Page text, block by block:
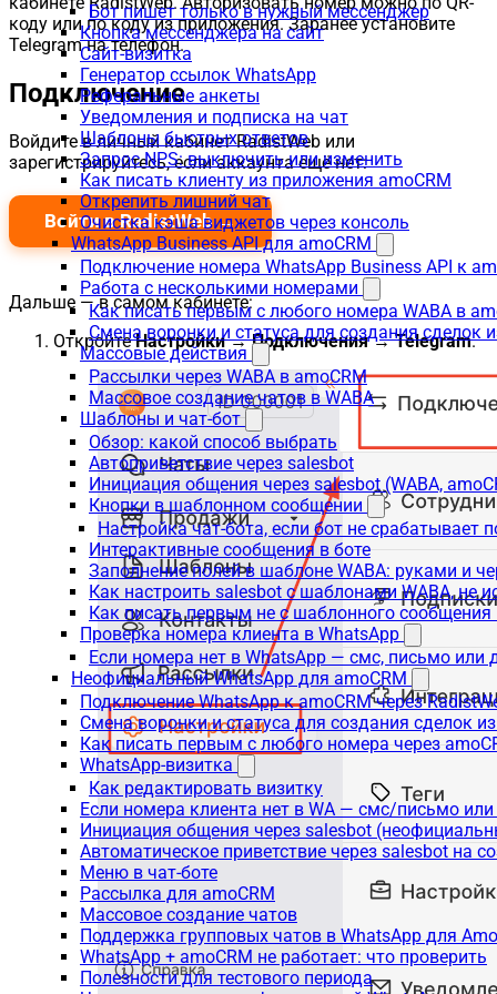
Бот пишет только в нужный мессенджер
Кнопка мессенджера на сайт
Сайт-визитка
Генератор ссылок WhatsApp
Реферальные анкеты
Уведомления и подписка на чат
Шаблоны быстрых ответов
Запрос NPS: выключить или изменить
Как писать клиенту из приложения amoCRM
Открепить лишний чат
Очистка кэша виджетов через консоль
WhatsApp Business API для amoCRM
Подключение номера WhatsApp Business API к
Работа с несколькими номерами
Как писать первым с любого номера WABA в
Смена воронки и статуса для создания сделок
Массовые действия
Рассылки через WABA в amoCRM
Массовое создание чатов в WABA
Шаблоны и чат-бот
Обзор: какой способ выбрать
Автоприветствие через salesbot
Инициация общения через salesbot (WABA,
Кнопки в шаблонном сообщении
Настройка чат-бота, если бот не срабатывает
Интерактивные сообщения в боте
Заполнение полей в шаблоне WABA: руками и
Как настроить salesbot с шаблонами WABA, не
Как писать первым не с шаблонного сообщения
Проверка номера клиента в WhatsApp
Если номера нет в WhatsApp — смс, письмо или
Неофициальный WhatsApp для amoCRM
Подключение WhatsApp к amoCRM через
Смена воронки и статуса для создания сделок
Как писать первым с любого номера через
WhatsApp-визитка
Как редактировать визитку
Если номера клиента нет в WA — смс/письмо
Инициация общения через salesbot
Автоматическое приветствие через salesbot на
Меню в чат-боте
Рассылка для amoCRM
Массовое создание чатов
Поддержка групповых чатов в WhatsApp для
WhatsApp + amoCRM не работает: что проверить
Полезности для тестового периода
коду или по коду из приложения. Заранее установите
Telegram на телефон.
Подключение
Войдите в личный кабинет RadistWeb или
зарегистрируйтесь, если аккаунта ещё нет:
Войти в RadistWeb →
Дальше — в самом кабинете:
ОткройтеНастройки → Подключения → Telegram.